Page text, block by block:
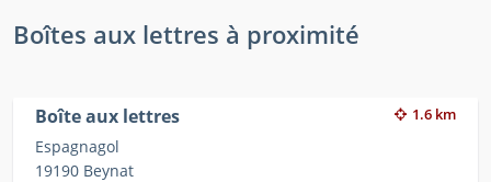
Boîtes aux lettres à proximité
Boîte aux lettres 1.6 km
Espagnagol
19190 Beynat